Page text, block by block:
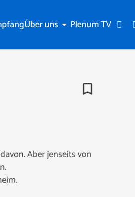
Über uns arrow_drop_down Plenum TV
bookmark_border
Aber jenseits von